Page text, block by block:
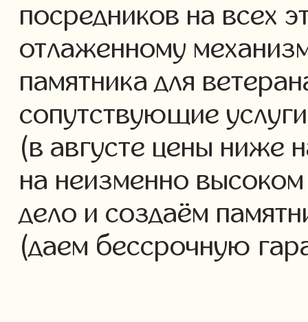
посредников на всех
отлаженному
памятника для
сопутствующие
(в августе цены ниже
на неизменно
дело и создаём
(даем бессрочную